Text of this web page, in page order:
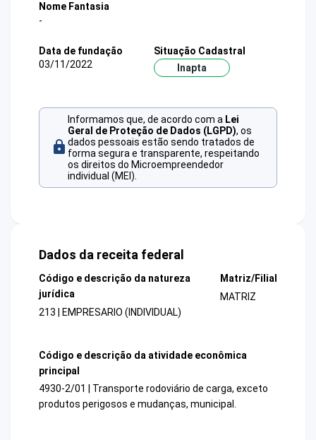
Nome Fantasia
-
Data de fundação
03/11/2022
Situação Cadastral
Inapta
Informamos que, de acordo com a Lei
Geral de Proteção de Dados (LGPD), os
dados pessoais estão sendo tratados de
forma segura e transparente, respeitando
os direitos do Microempreendedor
individual (MEI).
Dados da receita federal
Código e descrição da natureza
jurídica
213 | EMPRESARIO (INDIVIDUAL)
Matriz/Filial
MATRIZ
Código e descrição da atividade econômica
principal
4930-2/01 | Transporte rodoviário de carga, exceto
produtos perigosos e mudanças, municipal.